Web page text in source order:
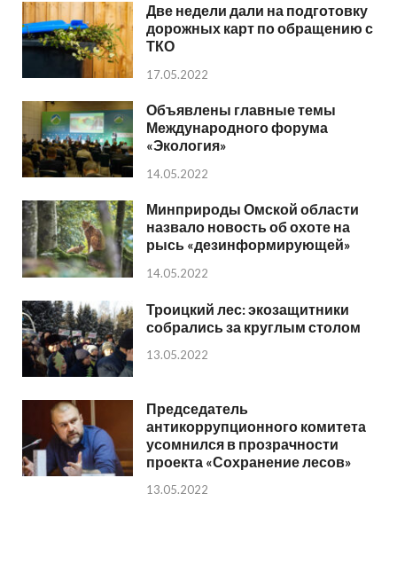
Две недели дали на подготовку
дорожных карт по обращению с
ТКО
17.05.2022
Объявлены главные темы
Международного форума
«Экология»
14.05.2022
Минприроды Омской области
назвало новость об охоте на
рысь «дезинформирующей»
14.05.2022
Троицкий лес: экозащитники
собрались за круглым столом
13.05.2022
Председатель
антикоррупционного комитета
усомнился в прозрачности
проекта «Сохранение лесов»
13.05.2022